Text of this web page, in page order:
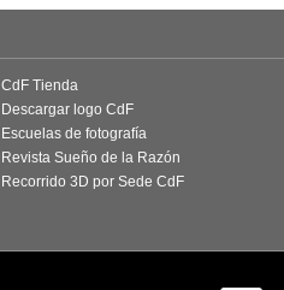
CdF Tienda
Descargar logo CdF
Escuelas de fotografía
Revista Sueño de la Razón
Recorrido 3D por Sede CdF